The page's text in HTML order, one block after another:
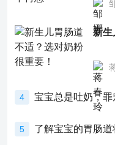
新生
4 宝宝总是吐奶，罪
5 了解宝宝的胃肠道